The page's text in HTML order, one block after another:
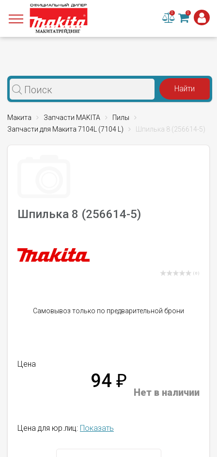
0 0
Макита Запчасти MAKITA
Пилы
Запчасти для Макита 7104L (7104 L)
Шпилька 8 (256614-5)
Шпилька 8 (256614-5)
( 0 )
Самовывоз только по предварительной брони
Цена
94 ₽
Нет в наличии
Цена для юр.лиц: Показать